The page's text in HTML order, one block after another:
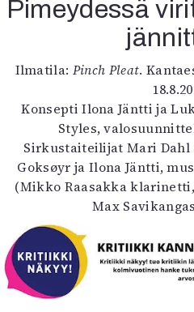
In
Pimeydessä
Ilmatila: Pinch Pleat.
Konsepti Ilona Jäntti ja
Styles,
Sirkustaiteilijat Mari Dahl
Goksøyr ja Ilona Jäntti,
(Mikko Raasakka
Max